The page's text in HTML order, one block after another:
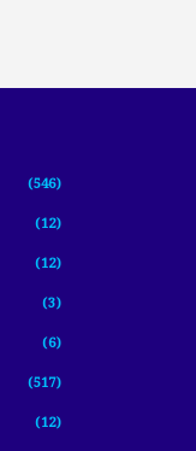
(546)
(12)
(12)
(3)
(6)
(517)
(12)